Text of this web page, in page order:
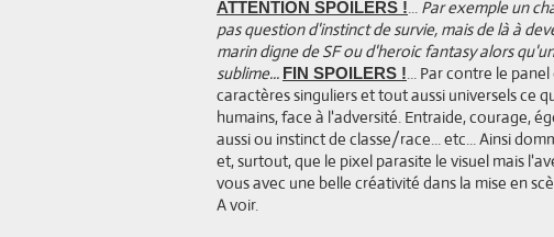
ATTENTION SPOILERS !... Par exemple un
pas question d'instinct de survie, mais de là à
marin digne de SF ou d'heroic fantasy alors
sublime... FIN SPOILERS !... Par contre le
caractères singuliers et tout aussi universels ce
humains, face à l'adversité. Entraide, courage,
aussi ou instinct de classe/race... etc... Ainsi
et, surtout, que le pixel parasite le visuel mais
vous avec une belle créativité dans la mise en
A voir.